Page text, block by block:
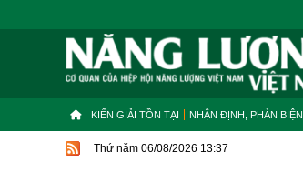
KIẾN GIẢI TỒN TẠI NHẬN ĐỊNH, PHẢN BIỆN
Thứ năm 06/08/2026 13:37